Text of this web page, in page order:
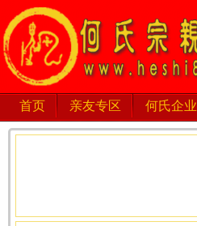
首页 亲友专区 何氏企业